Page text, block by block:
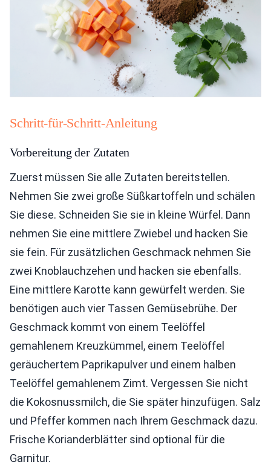
Schritt-für-Schritt-Anleitung
Vorbereitung der Zutaten
Zuerst müssen Sie alle Zutaten bereitstellen.
Nehmen Sie zwei große Süßkartoffeln und schälen
Sie diese. Schneiden Sie sie in kleine Würfel. Dann
nehmen Sie eine mittlere Zwiebel und hacken Sie
sie fein. Für zusätzlichen Geschmack nehmen Sie
zwei Knoblauchzehen und hacken sie ebenfalls.
Eine mittlere Karotte kann gewürfelt werden. Sie
benötigen auch vier Tassen Gemüsebrühe. Der
Geschmack kommt von einem Teelöffel
gemahlenem Kreuzkümmel, einem Teelöffel
geräuchertem Paprikapulver und einem halben
Teelöffel gemahlenem Zimt. Vergessen Sie nicht
die Kokosnussmilch, die Sie später hinzufügen. Salz
und Pfeffer kommen nach Ihrem Geschmack dazu.
Frische Korianderblätter sind optional für die
Garnitur.